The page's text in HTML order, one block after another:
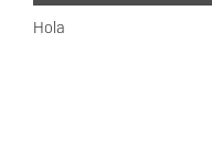
Hola